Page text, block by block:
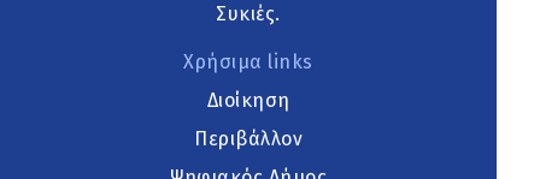
Συκιές.
Χρήσιμα links
Διοίκηση
Περιβάλλον